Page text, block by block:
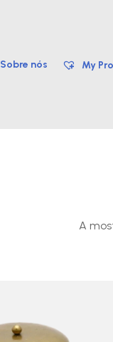
Sobre nós My
A